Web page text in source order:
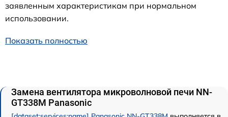
заявленным характеристикам при нормальном
использовании.
Показать полностью
Замена вентилятора микроволновой печи NN-
GT338M Panasonic